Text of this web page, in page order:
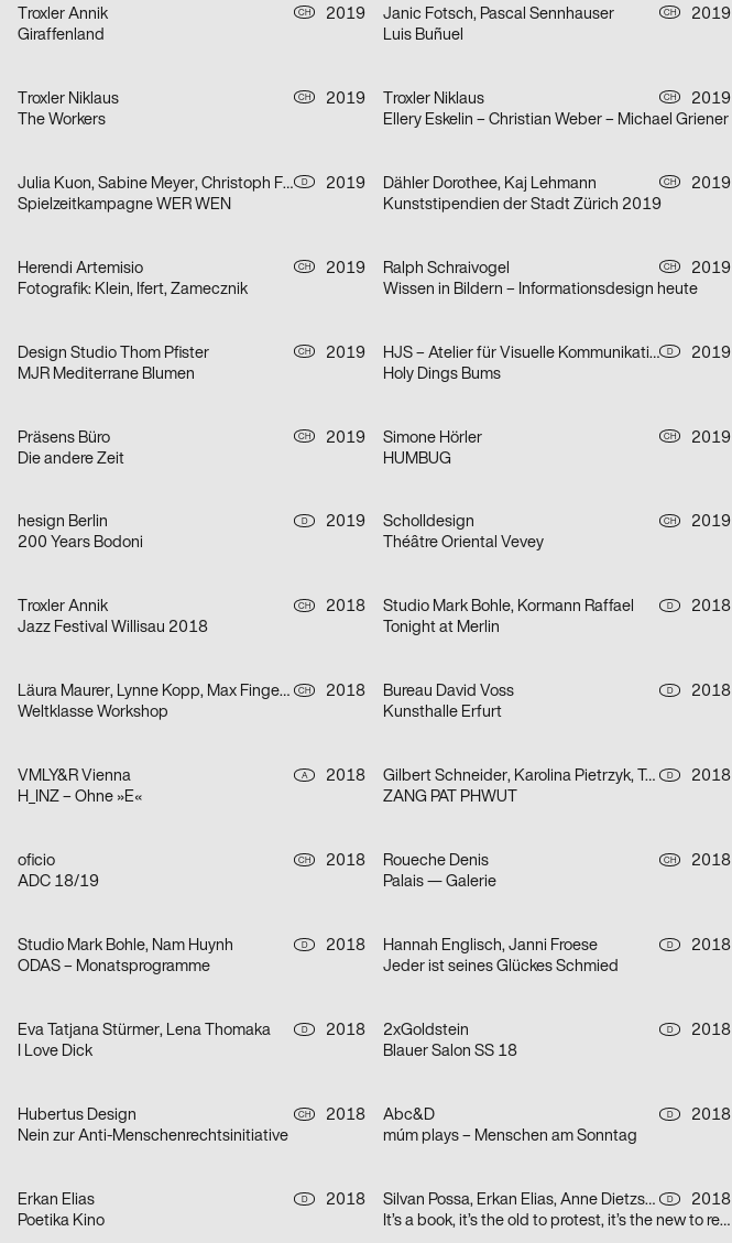
Troxler Annik CH
2019
Giraffenland
Janic Fotsch, Pascal Sennhauser CH
2019
Luis Buñuel
Troxler Niklaus CH
2019
The Workers
Troxler Niklaus CH
2019
Ellery Eskelin – Christian Weber – Michael Griener
Julia Kuon, Sabine Meyer, Christoph Feist D
2019
Spielzeitkampagne WER WEN
Dähler Dorothee, Kaj Lehmann CH
2019
Kunststipendien der Stadt Zürich 2019
Herendi Artemisio CH
2019
Fotografik: Klein, Ifert, Zamecznik
Ralph Schraivogel CH
2019
Wissen in Bildern – Informationsdesign heute
Design Studio Thom Pfister CH
2019
MJR Mediterrane Blumen
HJS – Atelier für Visuelle Kommunikation D
2019
Holy Dings Bums
Präsens Büro CH
2019
Die andere Zeit
Simone Hörler CH
2019
HUMBUG
hesign Berlin D
2019
200 Years Bodoni
Scholldesign CH
2019
Théâtre Oriental Vevey
Troxler Annik CH
2018
Jazz Festival Willisau 2018
Studio Mark Bohle, Kormann Raffael D
2018
Tonight at Merlin
Läura Maurer, Lynne Kopp, Max Fingerhuth CH
2018
Weltklasse Workshop
Bureau David Voss D
2018
Kunsthalle Erfurt
VMLY&R Vienna A
2018
H_INZ – Ohne »E«
Gilbert Schneider, Karolina Pietrzyk, Tobias Wenig D
2018
ZANG PAT PHWUT
oficio CH
2018
ADC 18/19
Roueche Denis CH
2018
Palais — Galerie
Studio Mark Bohle, Nam Huynh D
2018
ODAS – Monatsprogramme
Hannah Englisch, Janni Froese D
2018
Jeder ist seines Glückes Schmied
Eva Tatjana Stürmer, Lena Thomaka D
2018
I Love Dick
2xGoldstein D
2018
Blauer Salon SS 18
Hubertus Design CH
2018
Nein zur Anti-Menschenrechtsinitiative
Abc&D D
2018
múm plays – Menschen am Sonntag
Erkan Elias D
2018
Poetika Kino
Silvan Possa, Erkan Elias, Anne Dietzsch D
2018
It’s a book, it’s the old to protest, it’s the new to request